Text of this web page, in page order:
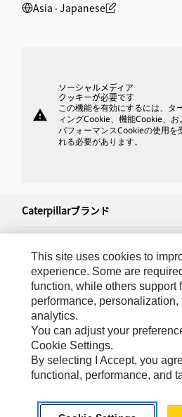
Asia ‧ Japanese
warning
ソーシャルメディア
クッキーが必要です
この機能を有効にするには、タ
ィングCookie、機能Cookie、お
パフォーマンスCookieの使用を
れる必要があります。
Caterpillarブランド
Caterpillar.com
Caterpillarジャパンへのお問い合わせ＆
マイマーケティング情報配信設定
サイト･マップ
Cookie Settings
法的事項
プライバシー
This site uses cookies to
experience. Some are
function, while others support
performance, personalization,
analytics.
You can adjust your
Cookie Settings.
By selecting I Accept, you
functional, performance, and